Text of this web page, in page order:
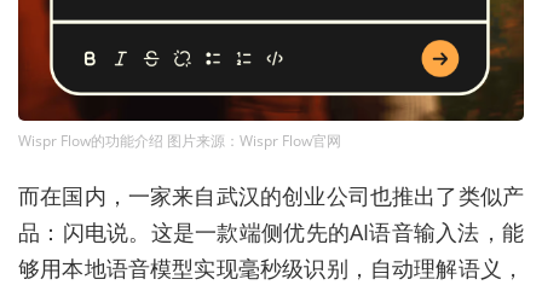
Wispr Flow的功能介绍 图片来源：Wispr Flow官网
而在国内，一家来自武汉的创业公司也推出了类似产
品：闪电说。这是一款端侧优先的AI语音输入法，能
够用本地语音模型实现毫秒级识别， 自动理解语义，